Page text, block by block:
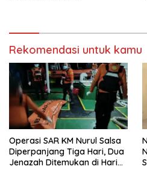
Rekomendasi untuk kamu
Operasi SAR KM Nurul Salsa
Diperpanjang Tiga Hari, Dua
Jenazah Ditemukan di Hari